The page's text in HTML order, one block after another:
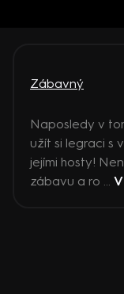
Zábavný
Naposledy v
užít si legraci s
jejími hosty!
zábavu a ro ...